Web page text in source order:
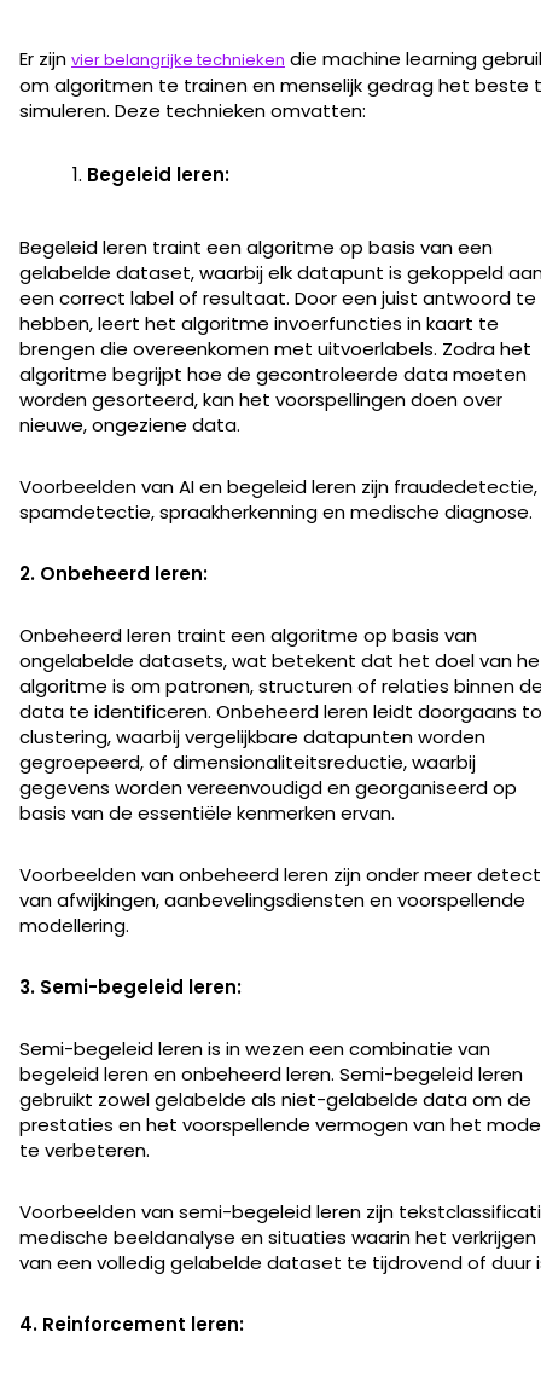
Er zijn vier belangrijke technieken die machine learning
om algoritmen te trainen en menselijk gedrag het beste
simuleren. Deze technieken omvatten:
Begeleid leren:
Begeleid leren traint een algoritme op basis van een
gelabelde dataset, waarbij elk datapunt is gekoppeld
een correct label of resultaat. Door een juist antwoord te
hebben, leert het algoritme invoerfuncties in kaart te
brengen die overeenkomen met uitvoerlabels. Zodra het
algoritme begrijpt hoe de gecontroleerde data moeten
worden gesorteerd, kan het voorspellingen doen over
nieuwe, ongeziene data.
Voorbeelden van AI en begeleid leren zijn fraudedetectie,
spamdetectie, spraakherkenning en medische diagnose.
2. Onbeheerd leren:
Onbeheerd leren traint een algoritme op basis van
ongelabelde datasets, wat betekent dat het doel van
algoritme is om patronen, structuren of relaties binnen
data te identificeren. Onbeheerd leren leidt doorgaans
clustering, waarbij vergelijkbare datapunten worden
gegroepeerd, of dimensionaliteitsreductie, waarbij
gegevens worden vereenvoudigd en georganiseerd op
basis van de essentiële kenmerken ervan.
Voorbeelden van onbeheerd leren zijn onder meer
van afwijkingen, aanbevelingsdiensten en voorspellende
modellering.
3. Semi-begeleid leren:
Semi-begeleid leren is in wezen een combinatie van
begeleid leren en onbeheerd leren. Semi-begeleid leren
gebruikt zowel gelabelde als niet-gelabelde data om de
prestaties en het voorspellende vermogen van het
te verbeteren.
Voorbeelden van semi-begeleid leren zijn
medische beeldanalyse en situaties waarin het verkrijgen
van een volledig gelabelde dataset te tijdrovend of duur
4. Reinforcement leren: